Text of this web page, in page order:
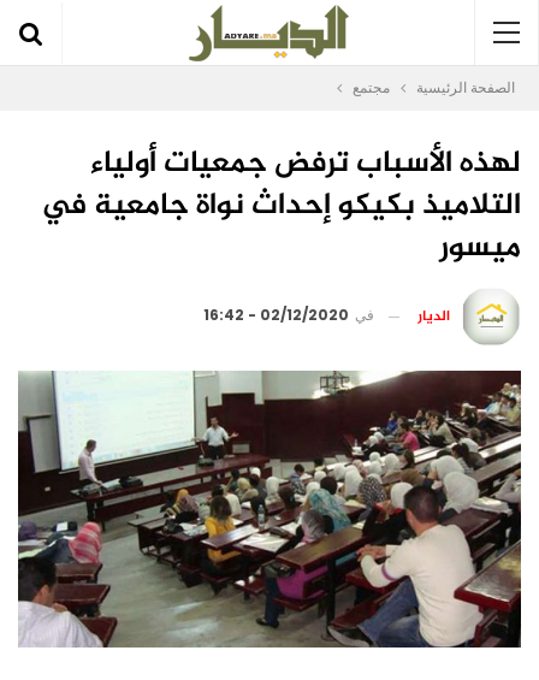
الصفحة الرئيسية مجتمع
لهذه الأسباب ترفض جمعيات أولياء
التلاميذ بكيكو إحداث نواة جامعية في
ميسور
الديار في 02/12/2020 - 16:42